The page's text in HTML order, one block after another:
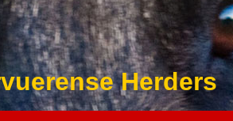
Herders